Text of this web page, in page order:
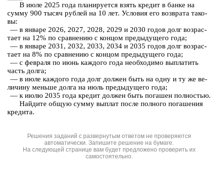
В июле 2025 года пла­ни­ру­ет­ся взять кре­дит в банке на
сумму 900 тысяч руб­лей на 10 лет. Усло­вия его воз­вра­та та­ко­
вы:
— в ян­ва­ре 2026, 2027, 2028, 2029 и 2030 годов долг воз­рас­
та­ет на 12% по срав­не­нию с кон­цом преды­ду­ще­го года;
— в ян­ва­ре 2031, 2032, 2033, 2034 и 2035 годов долг воз­рас­
та­ет на 8% по срав­не­нию с кон­цом преды­ду­ще­го года;
— с фев­ра­ля по июнь каж­до­го года не­об­хо­ди­мо вы­пла­тить
часть долга;
— в июле каж­до­го года долг дол­жен быть на одну и ту же ве­
ли­чи­ну мень­ше долга на июль преды­ду­ще­го года;
— к июлю 2035 года кре­дит дол­жен быть по­га­шен пол­но­стью.
Най­ди­те общую сумму вы­плат после пол­но­го по­га­ше­ния
кре­ди­та.
Решения заданий с развернутым ответом не проверяются
автоматически. Запишите решение на бумаге.
На следующей странице вам будет предложено проверить их
самостоятельно.